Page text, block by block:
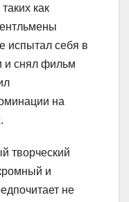
как
испытал себя в
и снял фильм
на
творческий
и
не